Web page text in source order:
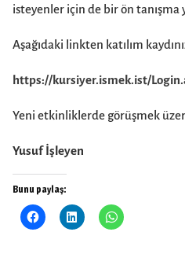
isteyenler için de bir ön tanışma
Aşağıdaki linkten katılım
https://kursiyer.ismek.ist/
Yeni etkinliklerde görüşmek
Yusuf İşleyen
Bunu paylaş: